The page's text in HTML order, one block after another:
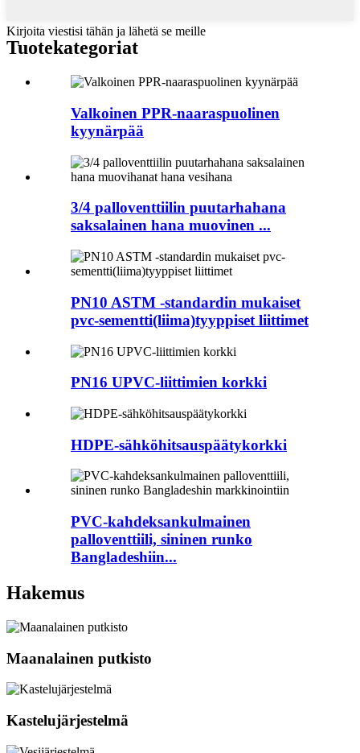
Kirjoita viestisi tähän ja lähetä se meille
Tuotekategoriat
Valkoinen PPR-naaraspuolinen
kyynärpää
3/4 palloventtiilin puutarhahana
saksalainen hana muovinen ...
PN10 ASTM -standardin mukaiset
pvc-sementti(liima)tyyppiset liittimet
PN16 UPVC-liittimien korkki
HDPE-sähköhitsauspäätykorkki
PVC-kahdeksankulmainen
palloventtiili, sininen runko
Bangladeshiin...
Hakemus
Maanalainen putkisto
Kastelujärjestelmä